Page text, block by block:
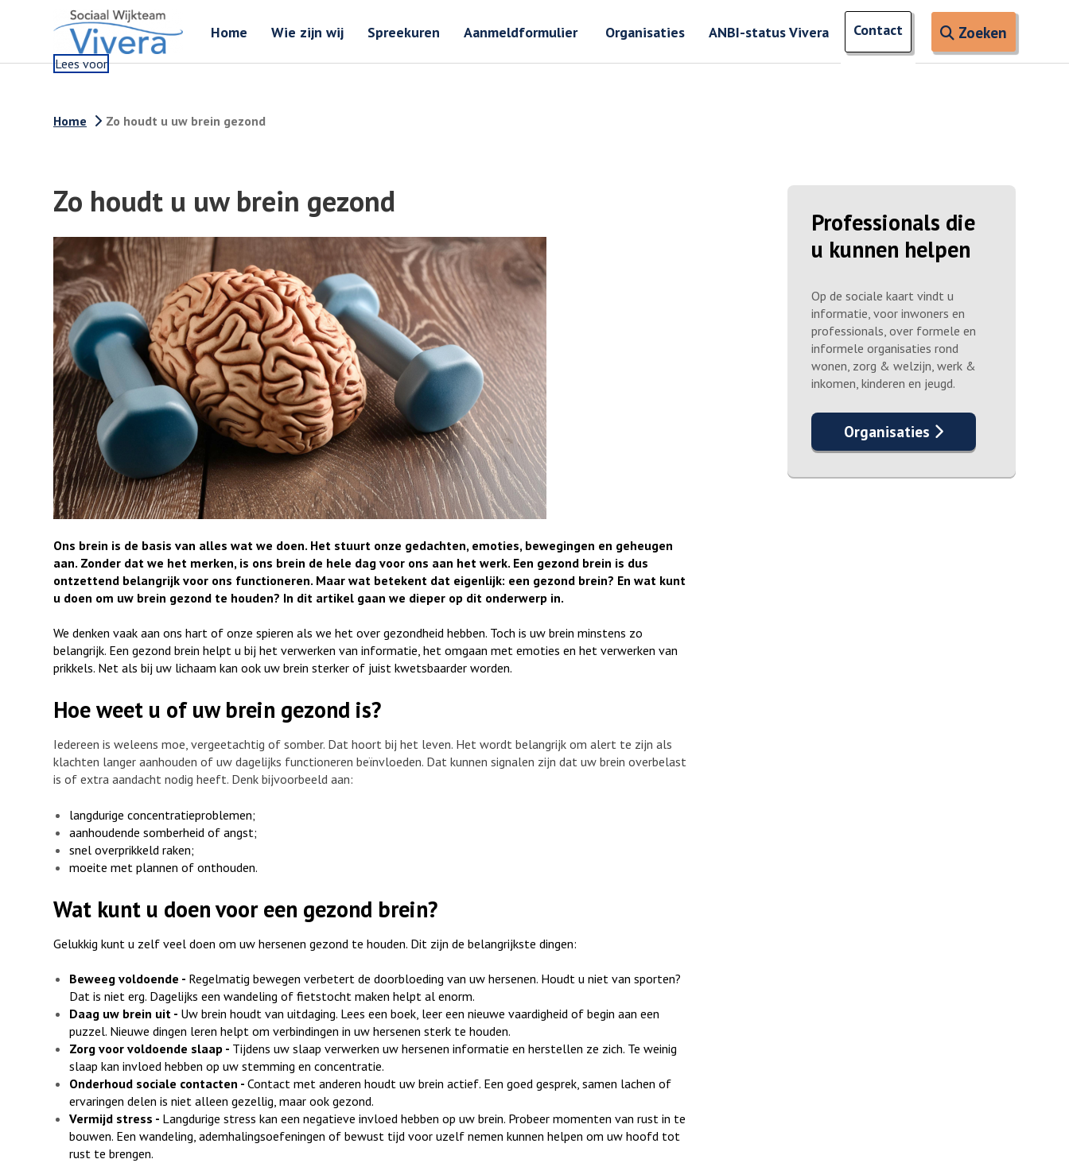
Home Wie zijn wij Spreekuren Aanmeldformulier Organisaties ANBI-status Vivera Contact Zoeken
Lees voor
Zoeken naar ingevoerde termen
Home Zo houdt u uw brein gezond
Zo houdt u uw brein gezond
Ons brein is de basis van alles wat we doen. Het stuurt onze gedachten, emoties, bewegingen en geheugen
aan. Zonder dat we het merken, is ons brein de hele dag voor ons aan het werk. Een gezond brein is dus
ontzettend belangrijk voor ons functioneren. Maar wat betekent dat eigenlijk: een gezond brein? En wat kunt
u doen om uw brein gezond te houden? In dit artikel gaan we dieper op dit onderwerp in.
We denken vaak aan ons hart of onze spieren als we het over gezondheid hebben. Toch is uw brein minstens zo
belangrijk. Een gezond brein helpt u bij het verwerken van informatie, het omgaan met emoties en het verwerken van
prikkels. Net als bij uw lichaam kan ook uw brein sterker of juist kwetsbaarder worden.
Hoe weet u of uw brein gezond is?
Iedereen is weleens moe, vergeetachtig of somber. Dat hoort bij het leven. Het wordt belangrijk om alert te zijn als
klachten langer aanhouden of uw dagelijks functioneren beïnvloeden. Dat kunnen signalen zijn dat uw brein overbelast
is of extra aandacht nodig heeft. Denk bijvoorbeeld aan:
langdurige concentratieproblemen;
aanhoudende somberheid of angst;
snel overprikkeld raken;
moeite met plannen of onthouden.
Wat kunt u doen voor een gezond brein?
Gelukkig kunt u zelf veel doen om uw hersenen gezond te houden. Dit zijn de belangrijkste dingen:
Beweeg voldoende - Regelmatig bewegen verbetert de doorbloeding van uw hersenen. Houdt u niet van sporten?
Dat is niet erg. Dagelijks een wandeling of fietstocht maken helpt al enorm.
Daag uw brein uit - Uw brein houdt van uitdaging. Lees een boek, leer een nieuwe vaardigheid of begin aan een
puzzel. Nieuwe dingen leren helpt om verbindingen in uw hersenen sterk te houden.
Zorg voor voldoende slaap - Tijdens uw slaap verwerken uw hersenen informatie en herstellen ze zich. Te weinig
slaap kan invloed hebben op uw stemming en concentratie.
Onderhoud sociale contacten - Contact met anderen houdt uw brein actief. Een goed gesprek, samen lachen of
ervaringen delen is niet alleen gezellig, maar ook gezond.
Vermijd stress - Langdurige stress kan een negatieve invloed hebben op uw brein. Probeer momenten van rust in te
bouwen. Een wandeling, ademhalingsoefeningen of bewust tijd voor uzelf nemen kunnen helpen om uw hoofd tot
rust te brengen.
Professionals die
u kunnen helpen
Op de sociale kaart vindt u
informatie, voor inwoners en
professionals, over formele en
informele organisaties rond
wonen, zorg & welzijn, werk &
inkomen, kinderen en jeugd.
Organisaties